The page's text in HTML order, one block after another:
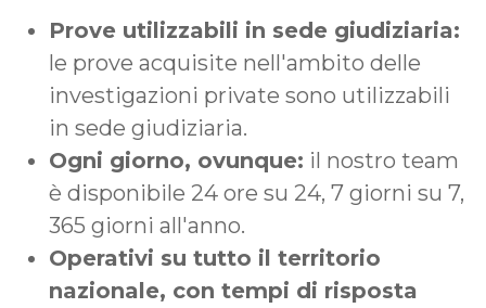
Prove utilizzabili in sede giudiziaria:
le prove acquisite nell'ambito delle
investigazioni private sono utilizzabili
in sede giudiziaria.
Ogni giorno, ovunque: il nostro team
è disponibile 24 ore su 24, 7 giorni su 7,
365 giorni all'anno.
Operativi su tutto il territorio
nazionale, con tempi di risposta